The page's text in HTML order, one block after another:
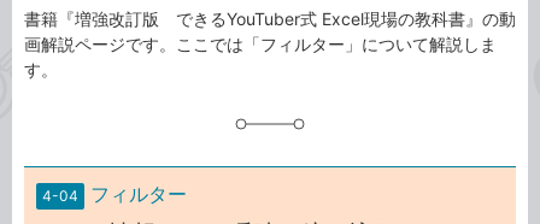
書籍『増強改訂版 できるYouTuber式 Excel現場の教科書』の動
画解説ページです。ここでは「フィルター」について解説しま
す。
4-04 フィルター